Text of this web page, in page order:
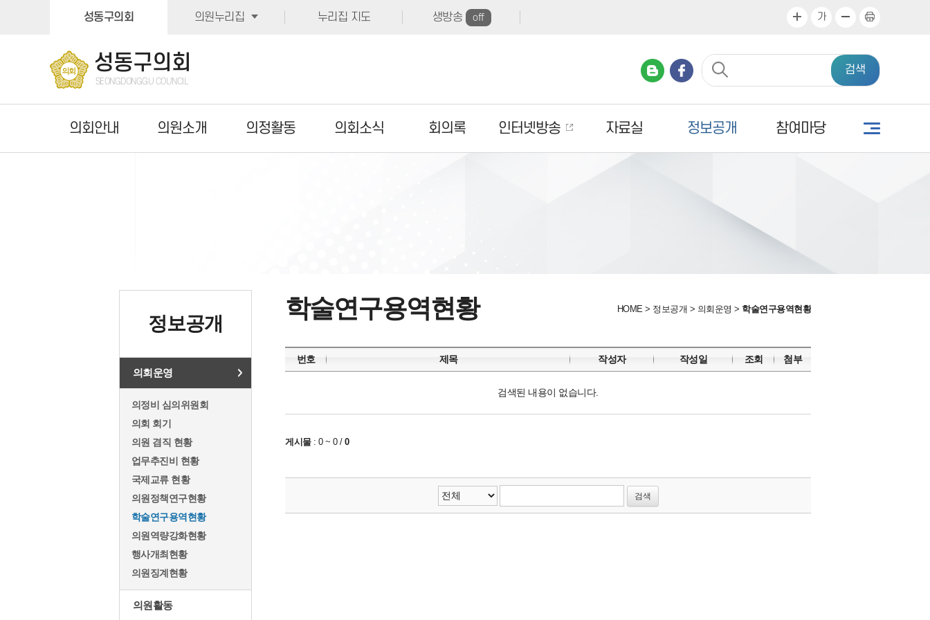
성동구의회 의원누리집 누리집 지도 생방송 off 가
검색
성동구의회
SEONGDONGGU COUNCIL
의회안내 의원소개 의정활동 의회소식 회의록 인터넷방송 자료실 정보공개 참여마당
정보공개
의회운영
의정비 심의위원회
의회 회기
의원 겸직 현황
업무추진비 현황
국제교류 현황
의원정책연구현황
학술연구용역현황
의원역량강화현황
행사개최현황
의원징계현황
의원활동
학술연구용역현황 HOME> 정보공개 > 의회운영 > 학술연구용역현황
번호 제목 작성자 작성일 조회 첨부
검색된 내용이 없습니다.
게시물: 0 ~ 0/ 0